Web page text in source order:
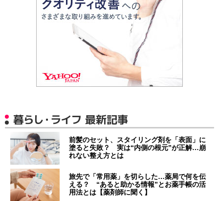
暮らし・ライフ 最新記事
前髪のセット、スタイリング剤を「表面」に
塗ると失敗？ 実は“内側の根元”が正解…崩
れない整え方とは
旅先で「常用薬」を切らした…薬局で何を伝
える？ “あると助かる情報”とお薬手帳の活
用法とは【薬剤師に聞く】